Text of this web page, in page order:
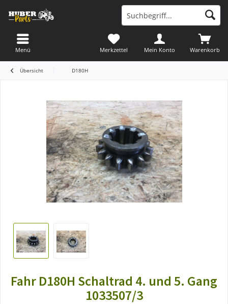
Warenkorb
Merkzettel Mein Konto
Menü
Übersicht D180H
Fahr D180H Schaltrad 4. und 5. Gang
1033507/3